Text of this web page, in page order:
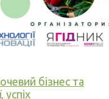
бізнес та
успіх